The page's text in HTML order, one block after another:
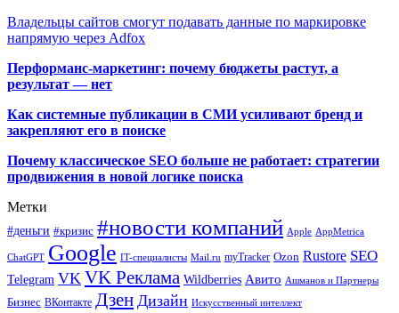
Владельцы сайтов смогут подавать данные по маркировке
напрямую через Adfox
Перформанс-маркетинг: почему бюджеты растут, а
результат — нет
Как системные публикации в СМИ усиливают бренд и
закрепляют его в поиске
Почему классическое SEO больше не работает: стратегии
продвижения в новой логике поиска
Метки
#деньги #кризис #новости компаний Apple AppMetrica
ChatGPT Google IT-специалисты Mail.ru myTracker Ozon Rustore SEO
Telegram VK VK Реклама Wildberries Авито Ашманов и Партнеры
Бизнес ВКонтакте Дзен Дизайн Искусственный интеллект